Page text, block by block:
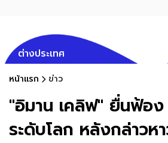
ต่างประเทศ
หน้าแรก ข่าว
"อิมาน เคลิฟ" ยื่นฟ้อ
ระดับโลก หลังกล่าวห